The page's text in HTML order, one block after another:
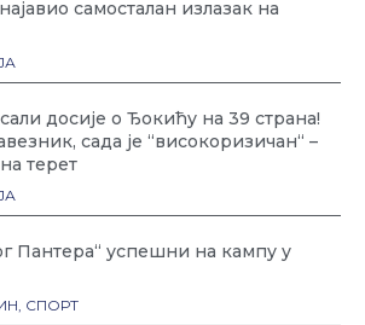
самосталан излазак на
досије о Ђокићу на 39 страна!
сада је “високоризичан“ –
терет
Пантера“ успешни на кампу у
, СПОРТ